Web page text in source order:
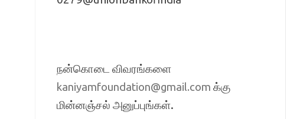
நன்கொடை விவரங்களை
kaniyamfoundation@gmail.com க்கு
மின்னஞ்சல் அனுப்புங்கள்.